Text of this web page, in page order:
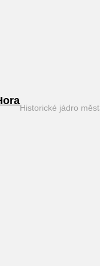
Historické jádro